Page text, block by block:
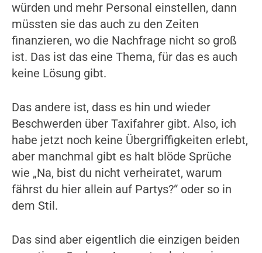
würden und mehr Personal einstellen, dann
müssten sie das auch zu den Zeiten
finanzieren, wo die Nachfrage nicht so groß
ist. Das ist das eine Thema, für das es auch
keine Lösung gibt.
Das andere ist, dass es hin und wieder
Beschwerden über Taxifahrer gibt. Also, ich
habe jetzt noch keine Übergriffigkeiten erlebt,
aber manchmal gibt es halt blöde Sprüche
wie „Na, bist du nicht verheiratet, warum
fährst du hier allein auf Partys?“ oder so in
dem Stil.
Das sind aber eigentlich die einzigen beiden